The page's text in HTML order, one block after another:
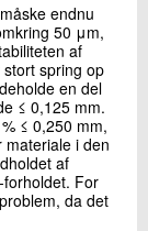
endnu
50 μm,
af
spring op
en del
≤ 0,125 mm.
≤ 0,250 mm,
materiale i den
af
For
da det